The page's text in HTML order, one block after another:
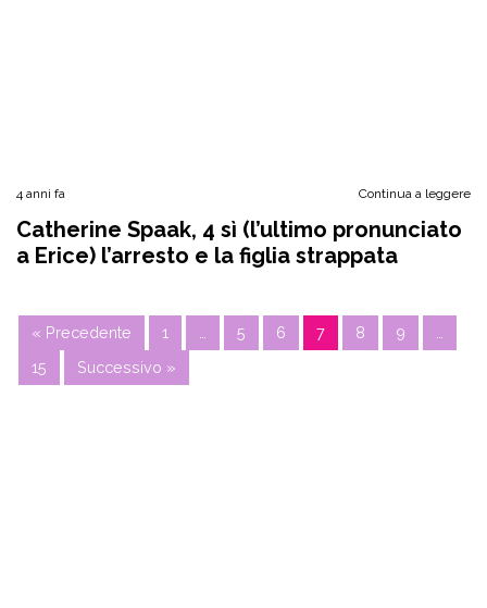
4 anni fa Continua a leggere
Catherine Spaak, 4 sì (l’ultimo pronunciato
a Erice) l’arresto e la figlia strappata
« Precedente 1 5 6 7 8 9
15
Successivo »